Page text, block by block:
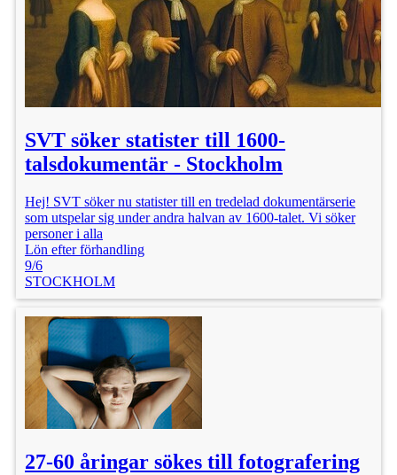
SVT söker statister till 1600-
talsdokumentär - Stockholm
Hej! SVT söker nu statister till en tredelad dokumentärserie
som utspelar sig under andra halvan av 1600-talet. Vi söker
personer i alla
Lön efter förhandling
9/6
STOCKHOLM
27-60 åringar sökes till fotografering